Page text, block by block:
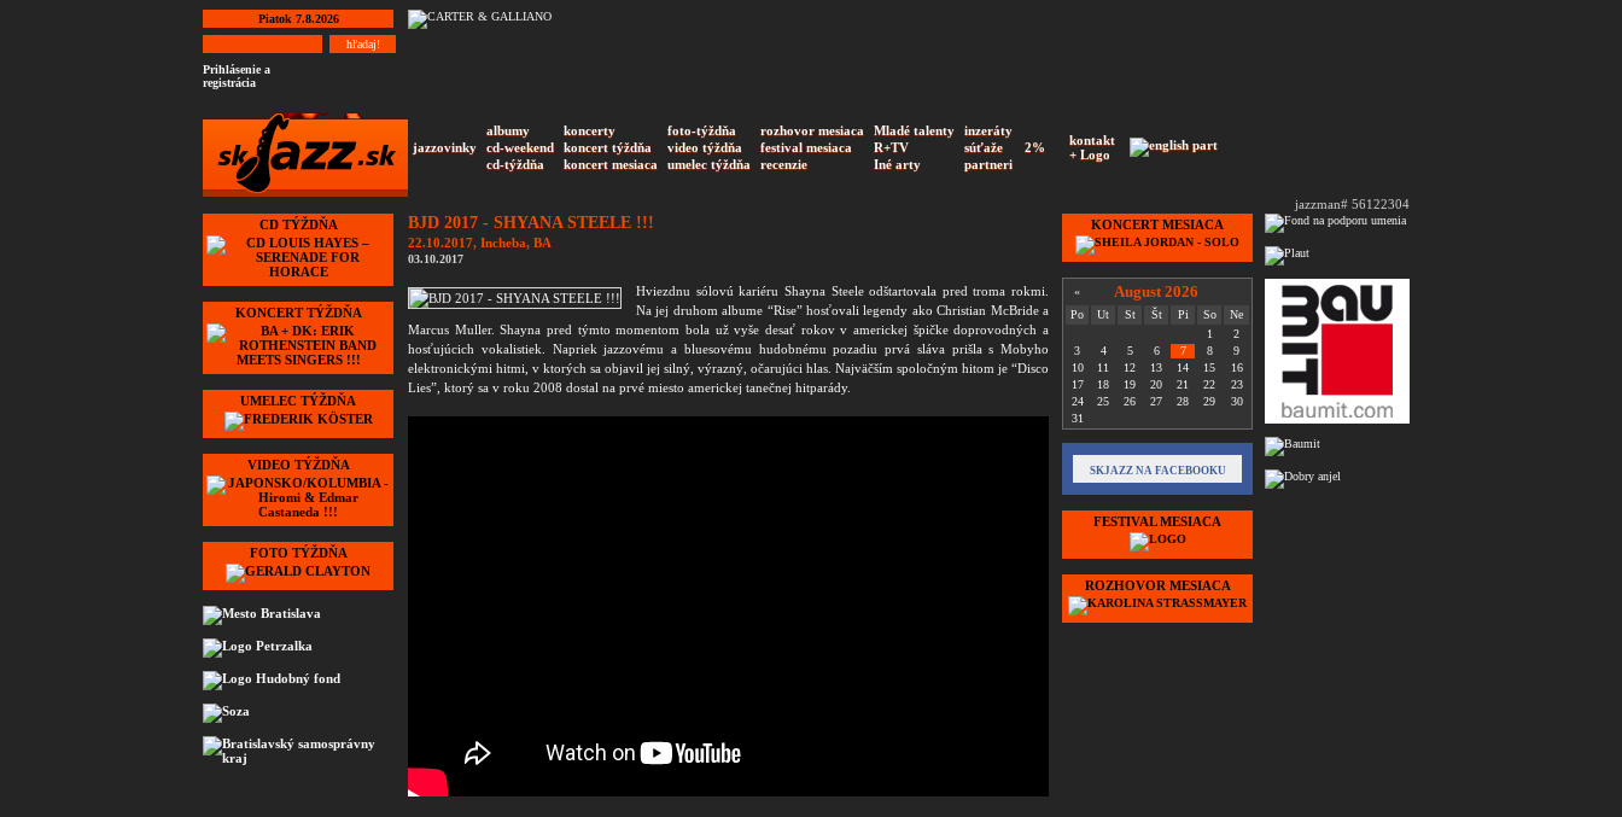
Piatok 7.8.2026
Prihlásenie a
registrácia
jazzovinky
albumy koncerty foto-týždňa rozhovor mesiaca Mladé talenty
inzeráty
2%
kontakt
+ Logo
cd-weekend koncert týždňa video týždňa festival mesiaca R+TV
súťaže
cd-týždňa
koncert mesiaca umelec týždňa recenzie Iné arty partneri
jazzman# 56122304
CD TÝŽDŇA
KONCERT TÝŽDŇA
UMELEC TÝŽDŇA
VIDEO TÝŽDŇA
FOTO TÝŽDŇA
BJD 2017 - SHYANA STEELE !!!
22.10.2017, Incheba, BA
03.10.2017
Hviezdnu sólovú kariéru Shayna Steele odštartovala pred troma rokmi.
Na jej druhom albume “Rise” hosťovali legendy ako Christian McBride a
Marcus Muller. Shayna pred týmto momentom bola už vyše desať rokov v americkej špičke doprovodných a
hosťujúcich vokalistiek. Napriek jazzovému a bluesovému hudobnému pozadiu prvá sláva prišla s Mobyho
elektronickými hitmi, v ktorých sa objavil jej silný, výrazný, očarujúci hlas. Najväčším spoločným hitom je “Disco
Lies”, ktorý sa v roku 2008 dostal na prvé miesto americkej tanečnej hitparády.
KONCERT MESIACA
« August 2026
Po Ut St Št Pi So
Ne
1
2
3
4 5 6 7 8
9
10
11 12 13 14 15
16
17
18 19 20 21 22
23
24
25 26 27 28 29
30
31
SKJAZZ NA FACEBOOKU
FESTIVAL MESIACA
ROZHOVOR MESIACA